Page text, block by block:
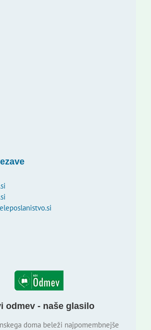
odmev - naše glasilo
doma beleži najpomembnejše